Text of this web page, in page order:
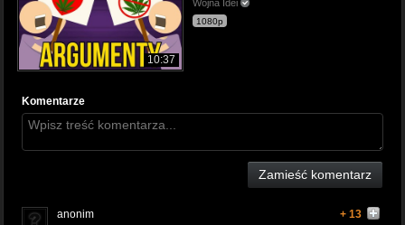
10:37
Wojna Idei
1080p
Komentarze
Zamieść komentarz
anonim
+ 13